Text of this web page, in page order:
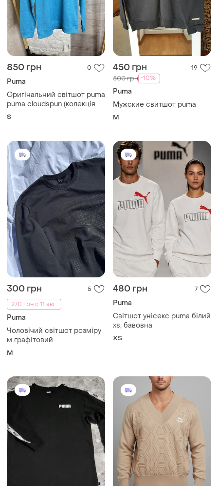
850 грн 0
Puma
Оригінальний світшот puma
puma cloudspun (колекція
arnold palmer) s
S
450 грн 19
500 грн -10%
Puma
Мужские свитшот puma
M
300 грн
5
270 грн с 11 авг.
Puma
Чоловічий світшот розміру
м графітовий
M
480 грн 7
Puma
Світшот унісекс puma білий
xs, бавовна
XS